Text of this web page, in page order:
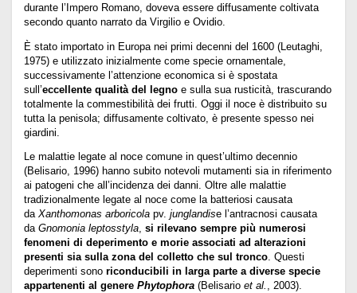
durante l’Impero Romano, doveva essere diffusamente coltivata
secondo quanto narrato da Virgilio e Ovidio.
È stato importato in Europa nei primi decenni del 1600 (Leutaghi,
1975) e utilizzato inizialmente come specie ornamentale,
successivamente l’attenzione economica si è spostata
sull’eccellente qualità del legno e sulla sua rusticità, trascurando
totalmente la commestibilità dei frutti. Oggi il noce è distribuito su
tutta la penisola; diffusamente coltivato, è presente spesso nei
giardini.
Le malattie legate al noce comune in quest’ultimo decennio
(Belisario, 1996) hanno subito notevoli mutamenti sia in riferimento
ai patogeni che all’incidenza dei danni. Oltre alle malattie
tradizionalmente legate al noce come la batteriosi causata
da Xanthomonas arboricola pv. junglandise l’antracnosi causata
da Gnomonia leptosstyla, si rilevano sempre più numerosi
fenomeni di deperimento e morie associati ad alterazioni
presenti sia sulla zona del colletto che sul tronco. Questi
deperimenti sono riconducibili in larga parte a diverse specie
appartenenti al genere Phytophora (Belisario et al. , 2003).